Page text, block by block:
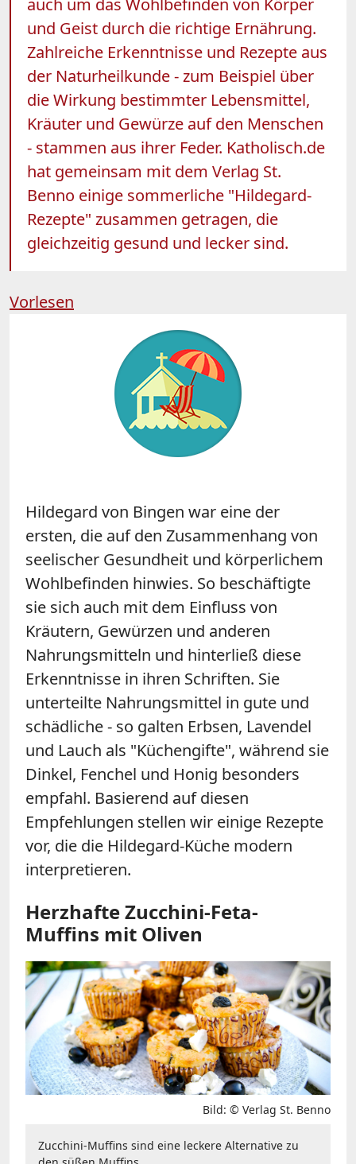
und Geist durch die richtige Ernährung.
Zahlreiche Erkenntnisse und Rezepte aus
der Naturheilkunde - zum Beispiel über
die Wirkung bestimmter Lebensmittel,
Kräuter und Gewürze auf den Menschen
- stammen aus ihrer Feder. Katholisch.de
hat gemeinsam mit dem Verlag St.
Benno einige sommerliche "Hildegard-
Rezepte" zusammen getragen, die
gleichzeitig gesund und lecker sind.
Vorlesen
Hildegard von Bingen war eine der
ersten, die auf den Zusammenhang von
seelischer Gesundheit und körperlichem
Wohlbefinden hinwies. So beschäftigte
sie sich auch mit dem Einfluss von
Kräutern, Gewürzen und anderen
Nahrungsmitteln und hinterließ diese
Erkenntnisse in ihren Schriften. Sie
unterteilte Nahrungsmittel in gute und
schädliche - so galten Erbsen, Lavendel
und Lauch als "Küchengifte", während sie
Dinkel, Fenchel und Honig besonders
empfahl. Basierend auf diesen
Empfehlungen stellen wir einige Rezepte
vor, die die Hildegard-Küche modern
interpretieren.
Herzhafte Zucchini-Feta-
Muffins mit Oliven
Bild: © Verlag St. Benno
Zucchini-Muffins sind eine leckere Alternative zu